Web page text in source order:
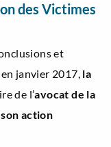
des Victimes
et
janvier 2017, la
de l’avocat de la
son action